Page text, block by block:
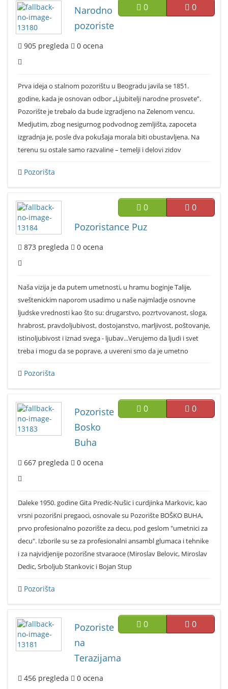
0 0
Narodno
pozoriste
905 pregleda 0 ocena
Prva ideja o stalnom pozorištu u Beogradu javila se 1851.
godine, kada je osnovan odbor „Ljubitelji narodne prosvete”.
Pozorište je trebalo da bude izgradjeno na Zelenom vencu.
Medjutim, zbog nesigurnog podvodnog zemljišta, zapoceta
izgradnja je, posle dva pokušaja morala biti obustavljena. Na
terenu su ostale samo razvaline – temelji i delovi zidov
Pozorišta
0 0
Pozoristance Puz
873 pregleda 0 ocena
Naša vizija je da putem umetnosti, u hramu boginje Talije,
sveštenickim naporom usadimo u naše najmladje osnovne
ljudske vrednosti kao što su: drugarstvo, pozrtvovanost, sloga,
hrabrost, pravdoljubivost, dostojanstvo, marljivost, poštovanje,
istinoljubivost i iznad svega - ljubav...Verujemo da ljudi i svet
treba i mogu da se poprave, a uvereni smo da je umetno
Pozorišta
0 0
Pozoriste
Bosko
Buha
667 pregleda 0 ocena
Daleke 1950. godine Gita Predic-Nušic i curdjinka Markovic, kao
vrsni pozorišni pregaoci, osnovale su Pozorište BOŠKO BUHA,
prvo profesionalno pozorište za decu, pod geslom "umetnici za
decu". Izborile su se za profesionalni ansambl glumaca i tehnike
i za najvidjenije pozorišne stvaraoce (Miroslav Belovic, Miroslav
Dedic, Srboljub Stankovic i Bojan Stup
Pozorišta
0 0
Pozoriste
na
Terazijama
456 pregleda 0 ocena